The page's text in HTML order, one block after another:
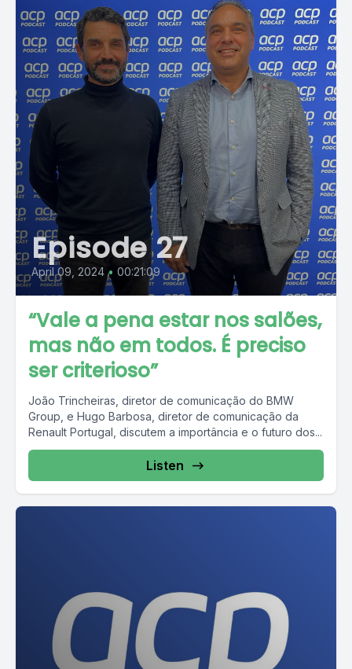
Episode 27
April 09, 2024 • 00:21:09
“Vale a pena estar nos salões,
mas não em todos. É preciso
ser criterioso”
João Trincheiras, diretor de comunicação do BMW
Group, e Hugo Barbosa, diretor de comunicação da
Renault Portugal, discutem a importância e o futuro dos...
Listen